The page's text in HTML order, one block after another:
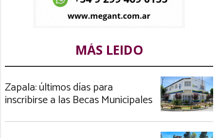
MÁS LEIDO
Zapala: últimos días para
inscribirse a las Becas Municipales